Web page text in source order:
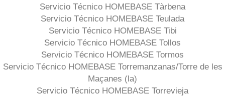
Servicio Técnico HOMEBASE Tàrbena
Servicio Técnico HOMEBASE Teulada
Servicio Técnico HOMEBASE Tibi
Servicio Técnico HOMEBASE Tollos
Servicio Técnico HOMEBASE Tormos
Servicio Técnico HOMEBASE Torremanzanas/Torre de les
Maçanes (la)
Servicio Técnico HOMEBASE Torrevieja